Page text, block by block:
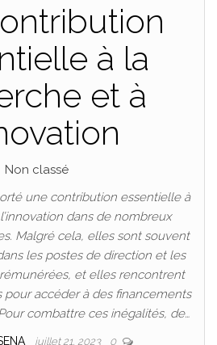
à la
et à
Non classé
une contribution essentielle à
dans de nombreux
Malgré cela, elles sont souvent
les postes de direction et les
et elles rencontrent
pour accéder à des financements
combattre ces inégalités, de…
juillet 21, 2023 0